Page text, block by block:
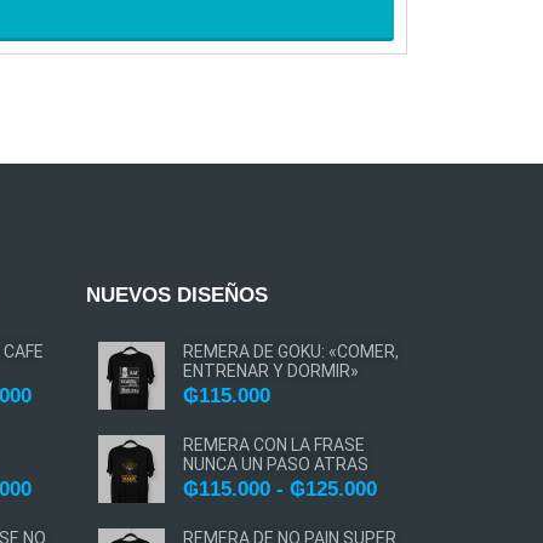
NO
NUEVOS DISEÑOS
REMERA DE GOKU: «COMER,
ENTRENAR Y DORMIR»
₲115.000
REMERA CON LA FRASE
NUNCA UN PASO ATRAS
₲115.000 - ₲125.000
REMERA DE NO PAIN SUPER